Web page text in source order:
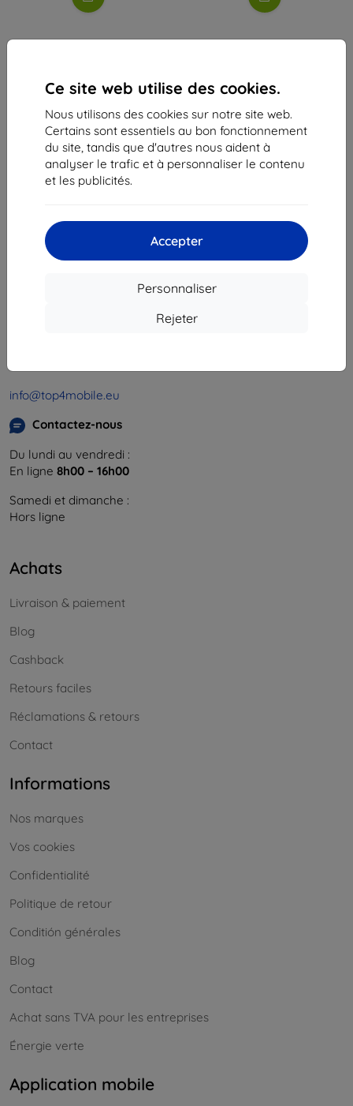
Ce site web utilise des cookies.
Nous utilisons des cookies sur notre site web.
Certains sont essentiels au bon fonctionnement
du site, tandis que d'autres nous aident à
analyser le trafic et à personnaliser le contenu
et les publicités.
Accepter
Personnaliser
Rejeter
Shield-Sk s.r.o.
Ulica Rudolfa Mocka 3750/2A
841 04 Bratislava
Numéro d’identification d’entreprise :
info@top4mobile.eu
Contactez-nous
Du lundi au vendredi :
En ligne 8h00 – 16h00
Samedi et dimanche :
Hors ligne
Achats
Livraison & paiement
Blog
Cashback
Retours faciles
Réclamations & retours
Contact
Informations
Nos marques
Vos cookies
Confidentialité
Politique de retour
Conditión générales
Blog
Contact
Achat sans TVA pour les entreprises
Énergie verte
Application mobile